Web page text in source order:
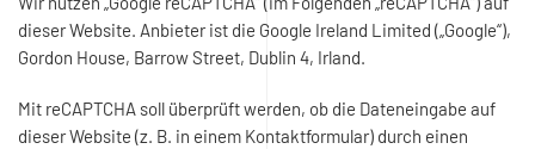
dieser Website. Anbieter ist die Google Ireland Limited („Google“),
Gordon House, Barrow Street, Dublin 4, Irland.
Mit reCAPTCHA soll überprüft werden, ob die Dateneingabe auf
dieser Website (z. B. in einem Kontaktformular) durch einen